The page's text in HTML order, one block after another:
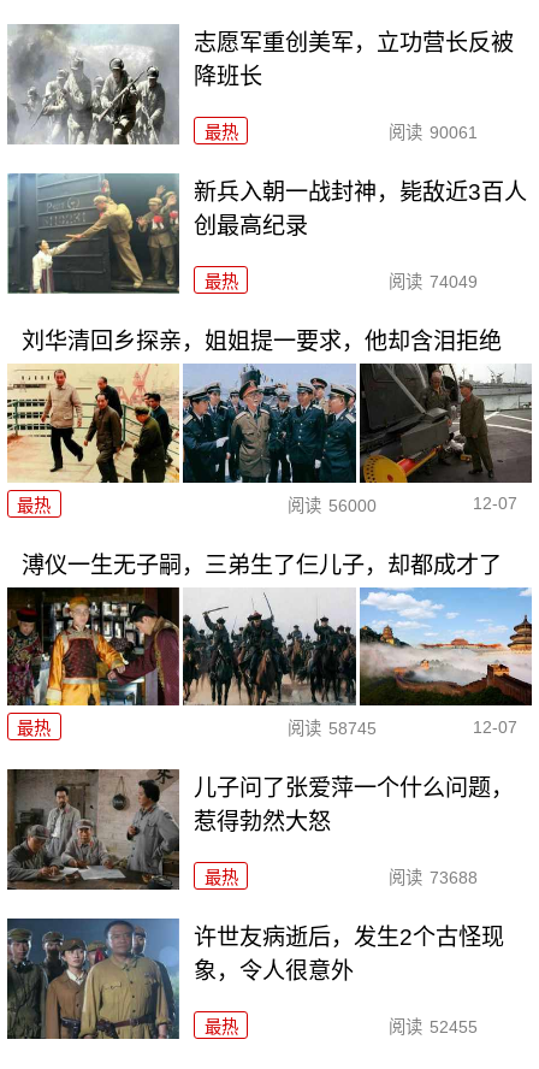
志愿军重创美军，立功营长反被
降班长
最热 阅读 90061
新兵入朝一战封神，毙敌近3百人
创最高纪录
最热 阅读 74049
刘华清回乡探亲，姐姐提一要求，他却含泪拒绝
最热 阅读 56000 12-07
溥仪一生无子嗣，三弟生了仨儿子，却都成才了
最热 阅读 58745 12-07
儿子问了张爱萍一个什么问题，
惹得勃然大怒
最热 阅读 73688
许世友病逝后，发生2个古怪现
象，令人很意外
最热 阅读 52455